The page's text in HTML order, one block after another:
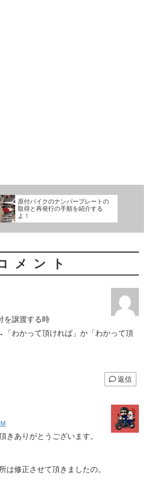
原付バイクのナンバープレートの
取得と再発行の手順を紹介する
よ！
メント
を譲渡する時
わかって頂ければ」か「わかって頂
返信
きありがとうございます。
は修正させて頂きましたの。